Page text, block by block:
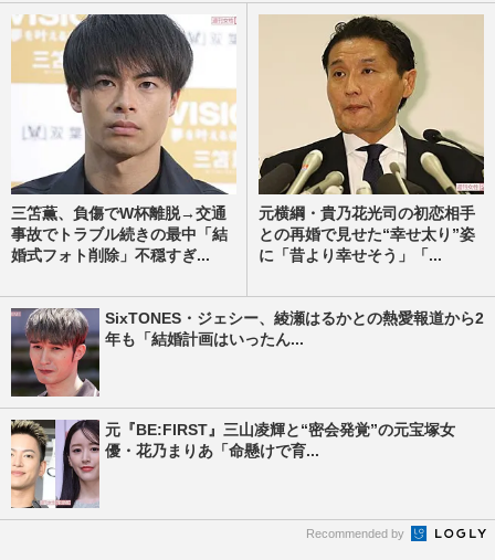
三笘薫、負傷でW杯離脱→交通
事故でトラブル続きの最中「結
婚式フォト削除」不穏すぎ...
元横綱・貴乃花光司の初恋相手
との再婚で見せた“幸せ太り”姿
に「昔より幸せそう」「...
SixTONES・ジェシー、綾瀬はるかとの熱愛報道から2
年も「結婚計画はいったん...
元『BE:FIRST』三山凌輝と“密会発覚”の元宝塚女
優・花乃まりあ「命懸けで育...
Recommended by